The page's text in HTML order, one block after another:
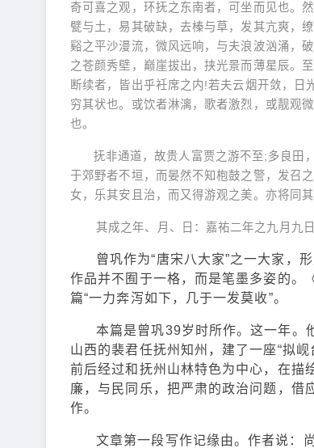
奇可喜之观，环抚之东南者，可坐而见也。
甓与土，易其破缺，去榛与草，发其亢爽，
谿之平沙漫流，微风远响，与夫浪波汹涌，
之苍颜秀壁，巅崖拔出，挟光景而薄星辰。
断续者，皆出乎衽席之内!若夫云烟开敛，日
穷其状也。或饮者淋漓，歌者激烈，或靓观
也。
抚非通道，故贵人富贾之游不至;多良田
于郊野者不垣，而晏然不知枹鼓之警，发召
女，乐其安且治，而又得游观之美。亦将同
其成之年、月、日：嘉祐二年之九月九日
曾巩作为“唐宋八大家”之一大家，
作品并不囿于一格，而是笔墨多姿的。
篇“一力奔泻如下，几于一发莫收”。
本篇是曾巩39岁时所作。这一年。
山西的裴君任抚州知州，建了一座“拟
前后经过和抚州山林特色为中心，在描
廉，与民同乐，把严肃的政治问题，借
作。
文章第一段写作记缘由。作者说：